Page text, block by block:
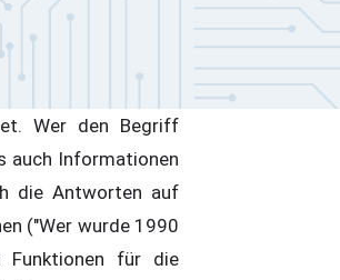
Wer den Begriff
auch Informationen
die Antworten auf
("Wer wurde 1990
Funktionen für die